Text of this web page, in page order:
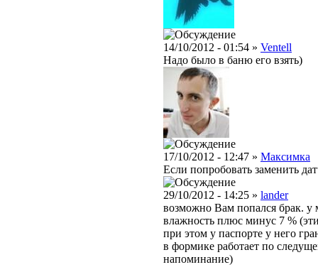
14/10/2012 - 01:54 » Ventell
Надо было в баню его взять)
17/10/2012 - 12:47 » Максимка
Если попробовать заменить
29/10/2012 - 14:25 » lander
возможно Вам попался брак. у
влажность плюс минус 7 %
при этом у паспорте у него
в формике работает по
напоминание)